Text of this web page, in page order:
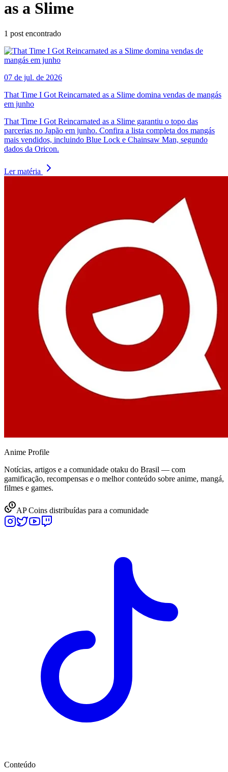
as a Slime
1 post encontrado
07 de jul. de 2026
That Time I Got Reincarnated as a Slime domina vendas de mangás
em junho
That Time I Got Reincarnated as a Slime garantiu o topo das
parcerias no Japão em junho. Confira a lista completa dos mangás
mais vendidos, incluindo Blue Lock e Chainsaw Man, segundo
dados da Oricon.
Ler matéria
Anime Profile
Notícias, artigos e a comunidade otaku do Brasil — com
gamificação, recompensas e o melhor conteúdo sobre anime, mangá,
filmes e games.
AP Coins distribuídas para a comunidade
Conteúdo